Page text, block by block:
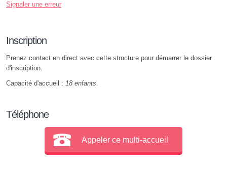
Signaler une erreur
Inscription
Prenez contact en direct avec cette structure pour démarrer le dossier
d'inscription.
Capacité d'accueil : 18 enfants.
Téléphone
Appeler ce multi-accueil